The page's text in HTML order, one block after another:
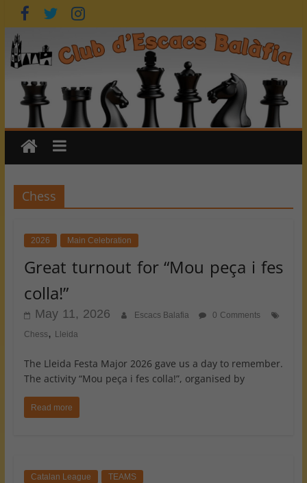
Skip
to
content
Chess
2026 Main Celebration
Great turnout for “Mou peça i fes
colla!”
May 11, 2026 Escacs Balafia
0 Comments
Chess, Lleida
The Lleida Festa Major 2026 gave us a day to remember.
The activity “Mou peça i fes colla!”, organised by
Read more
Catalan League TEAMS